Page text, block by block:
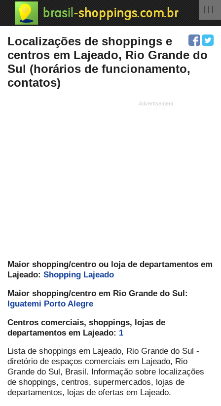
Localizações de shoppings e
centros em Lajeado, Rio Grande do
Sul (horários de funcionamento,
contatos)
Maior shopping/centro ou loja de departamentos em
Lajeado: Shopping Lajeado
Maior shopping/centro em Rio Grande do Sul:
Iguatemi Porto Alegre
Centros comerciais, shoppings, lojas de
departamentos em Lajeado: 1
Lista de shoppings em Lajeado, Rio Grande do Sul -
diretório de espaços comerciais em Lajeado, Rio
Grande do Sul, Brasil. Informação sobre localizações
de shoppings, centros, supermercados, lojas de
departamentos, lojas de ofertas em Lajeado.